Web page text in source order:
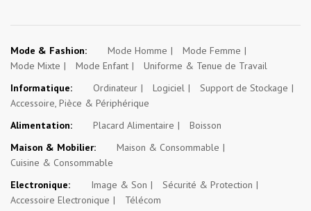
Mode & Fashion: Mode Homme
Mode Femme
Mode Mixte
Mode Enfant
Uniforme & Tenue de Travail
Informatique:
Ordinateur Logiciel
Support de Stockage
Accessoire, Pièce & Périphérique
Alimentation:
Placard Alimentaire
Boisson
Maison & Mobilier:
Maison & Consommable
Cuisine & Consommable
Electronique:
Image & Son
Sécurité & Protection
Accessoire Electronique
Télécom